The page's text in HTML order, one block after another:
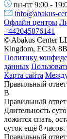
пн-пт 9:00 -
info@abakus-
Офлайн центры
+442045876141
© Abakus Center
Kingdom, EC3A
Политику
данных
Карта сайта
Правильный ответ
B
Правильный ответ
Длительность
ложится спать,
суток ещё 8
Правильный ответ